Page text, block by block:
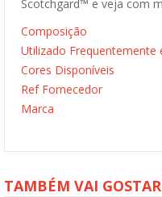
Scotchgard™ e veja com
Composição
Utilizado Frequentemente
Cores Disponíveis
Ref Fornecedor
Marca
TAMBÉM VAI